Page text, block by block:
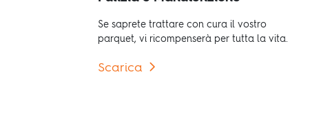
Se saprete trattare con cura il vostro
parquet, vi ricompenserà per tutta la vita.
Scarica